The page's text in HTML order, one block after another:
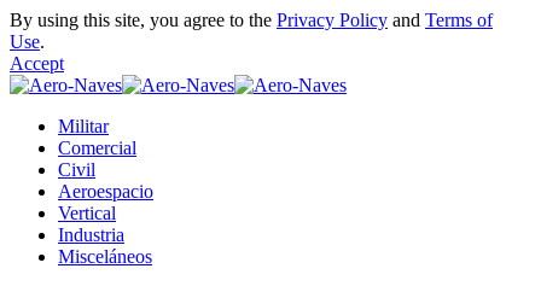
By using this site, you agree to the Privacy Policy and Terms of
Use.
Accept
Militar
Comercial
Civil
Aeroespacio
Vertical
Industria
Misceláneos